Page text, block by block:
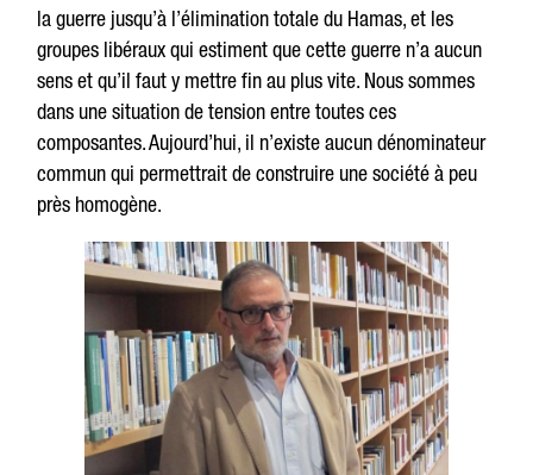
la guerre jusqu’à l’élimination totale du Hamas, et les
groupes libéraux qui estiment que cette guerre n’a aucun
sens et qu’il faut y mettre fin au plus vite. Nous sommes
dans une situation de tension entre toutes ces
composantes. Aujourd’hui, il n’existe aucun dénominateur
commun qui permettrait de construire une société à peu
près homogène.